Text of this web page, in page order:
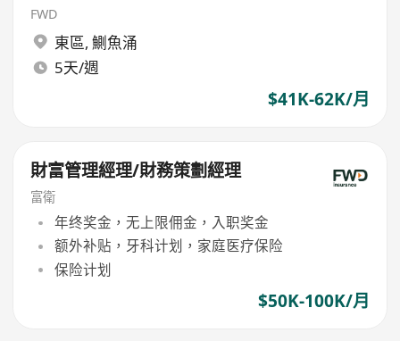
FWD
東區, 鰂魚涌
5天/週
$41K-62K/月
財富管理經理/財務策劃經理
富衛
年终奖金，无上限佣金，入职奖金
额外补贴，牙科计划，家庭医疗保险
保险计划
$50K-100K/月